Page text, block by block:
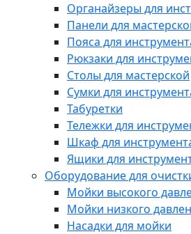
Органайзеры для
Панели для
Пояса для
Рюкзаки для
Столы для мастерской
Сумки для
Табуретки
Тележки для
Шкаф для
Ящики для
Оборудование для
Мойки высокого
Мойки низкого
Насадки для мойки